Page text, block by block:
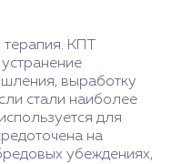
КПТ
выработку
стали наиболее
для
на
убеждениях,